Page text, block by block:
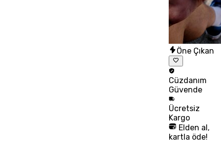
Öne Çıkan
Cüzdanım
Güvende
Ücretsiz
Kargo
Elden al,
kartla öde!